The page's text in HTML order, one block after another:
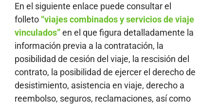
En el siguiente enlace puede consultar el
folleto “viajes combinados y servicios de viaje
vinculados”en el que figura detalladamente la
información previa a la contratación, la
posibilidad de cesión del viaje, la rescisión del
contrato, la posibilidad de ejercer el derecho de
desistimiento, asistencia en viaje, derecho a
reembolso, seguros, reclamaciones, así como